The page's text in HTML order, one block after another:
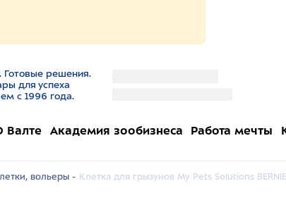
Готовые решения.
для успеха
с 1996 года.
Валте Академия зообизнеса Работа мечты
вольеры - Клетка для грызунов My Pets Solutions